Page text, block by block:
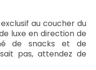
au coucher du
luxe en direction de
de snacks et de
pas, attendez de